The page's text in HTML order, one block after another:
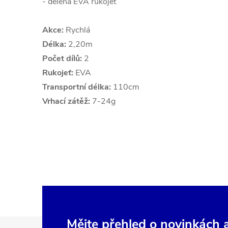
Akce: Rychlá
Délka: 2,20m
Počet dílů: 2
Rukojeť: EVA
Transportní délka: 110cm
Vrhací zátěž: 7-24g
Mějte přehled o novinkách